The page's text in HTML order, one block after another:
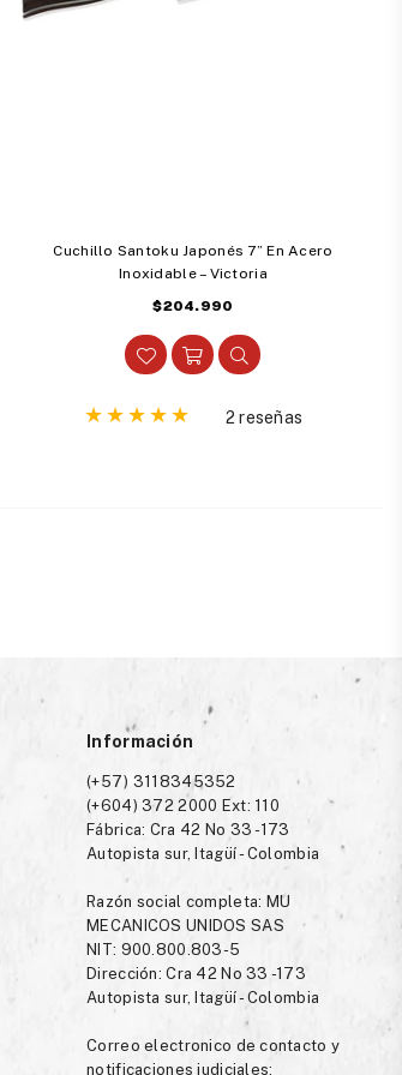
Cuchillo Santoku Japonés 7” En Acero
Inoxidable – Victoria
Precio
habitual
$204.990
2 reseñas
Información
(+57) 3118345352
(+604) 372 2000 Ext: 110
Fábrica: Cra 42 No 33 -173
Autopista sur, Itagüí - Colombia
Razón social completa: MU
MECANICOS UNIDOS SAS
NIT: 900.800.803-5
Dirección: Cra 42 No 33 -173
Autopista sur, Itagüí - Colombia
Correo electronico de contacto y
notificaciones judiciales: